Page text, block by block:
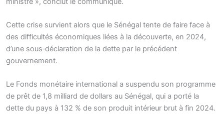
Cette crise survient alors que le Sénégal tente de faire face à
des difficultés économiques liées à la découverte, en 2024,
d’une sous‑déclaration de la dette par le précédent
gouvernement.
Le Fonds monétaire international a suspendu son programme
de prêt de 1,8 milliard de dollars au Sénégal, qui a porté la
dette du pays à 132 % de son produit intérieur brut à fin 2024.